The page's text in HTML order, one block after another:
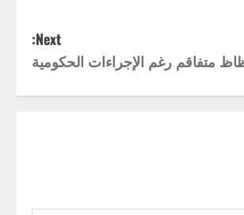
Next:
متفاقم رغم الإجراءات الحكومية